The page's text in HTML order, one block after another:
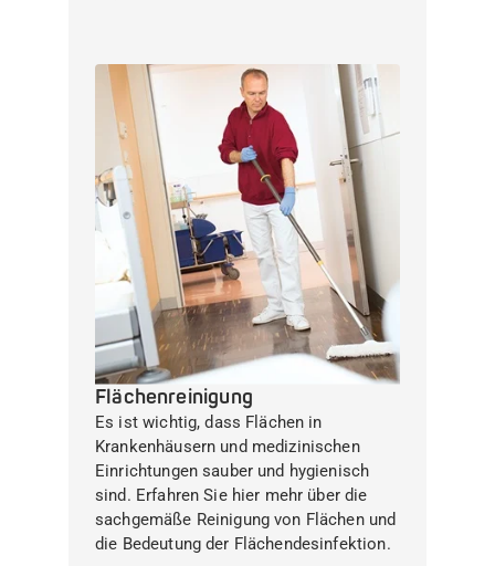
Flächenreinigung
Es ist wichtig, dass Flächen in
Krankenhäusern und medizinischen
Einrichtungen sauber und hygienisch
sind. Erfahren Sie hier mehr über die
sachgemäße Reinigung von Flächen und
die Bedeutung der Flächendesinfektion.